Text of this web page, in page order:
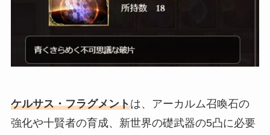
ケルサス・フラグメントは、アーカルム召喚石の
強化や十賢者の育成、新世界の礎武器の5凸に必要